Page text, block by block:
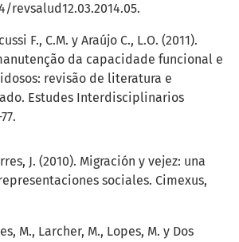
revsalud12.03.2014.05.
F., C.M. y Araújo C., L.O. (2011).
da capacidade funcional e
revisão de literatura e
Estudes Interdisciplinarios
J. (2010). Migración y vejez: una
sociales. Cimexus,
M., Larcher, M., Lopes, M. y Dos